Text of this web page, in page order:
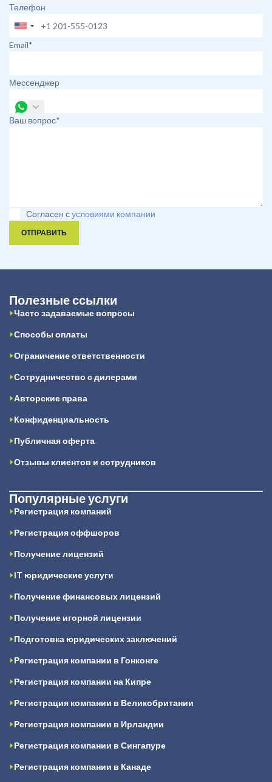
Телефон
Email*
Мессенджер
Ваш вопрос*
Согласен сусловиями компании
ОТПРАВИТЬ
Полезные ссылки
Часто задаваемые вопросы
Способы оплаты
Ограничение ответственности
Сотрудничество с дилерами
Авторские права
Конфиденциальность
Публичная оферта
Отзывы клиентов и сотрудников
Популярные услуги
Регистрация компаний
Регистрация оффшоров
Получение лицензий
IT юридические услуги
Получение финансовых лицензий
Получение игорной лицензии
Подготовка юридических заключений
Регистрация компании в Гонконге
Регистрация компании на Кипре
Регистрация компании в Великобритании
Регистрация компании в Ирландии
Регистрация компании в Сингапуре
Регистрация компании в Канаде